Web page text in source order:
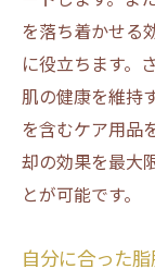
脂肪冷却
果の違い
脂肪
脂肪
脂肪
脂肪冷
脂肪
を落ち着かせる
に役立ちます。
肌の健康を維持
を含むケア用品
却の効果を最大
とが可能です。
自分に合った